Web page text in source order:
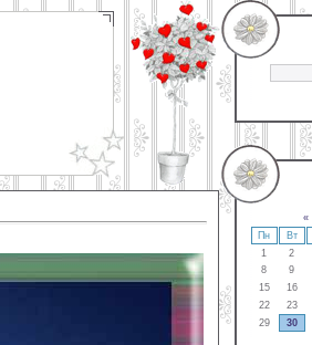
«
Пн
Вт
1
2
8
9
15
16
22
23
29
30